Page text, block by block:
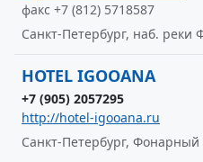
факс +7 (812) 5718587
Санкт-Петербург, наб. реки
HOTEL IGOOANA
+7 (905) 2057295
http://hotel-igooana.ru
Санкт-Петербург, Фонарный